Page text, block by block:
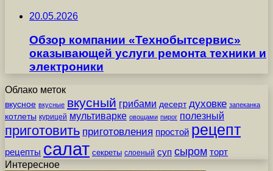
20.05.2026
Обзор компании «Технобытсервис»
оказывающей услуги ремонта техники и
электроники
Облако меток
вкусное вкусные вкусный грибами десерт духовке запеканка
котлеты курицей мультиварке овощами пирог полезный
приготовить приготовления простой рецепт
рецепты салат секреты слоеный суп сыром торт
Интересное